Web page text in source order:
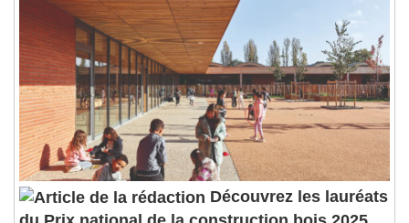
Découvrez les lauréats